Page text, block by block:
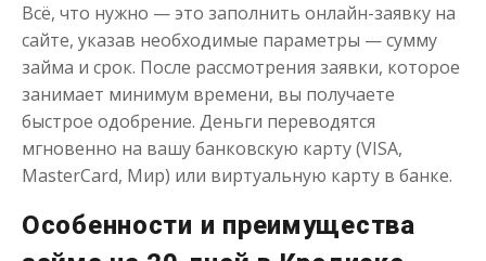
Одолжим до 30 дней
Сумма до50 000 ₽
Всё, что нужно — это заполнить онлайн-заявку на
сайте, указав необходимые параметры — сумму
займа и срок. После рассмотрения заявки, которое
занимает минимум времени, вы получаете
быстрое одобрение. Деньги переводятся
мгновенно на вашу банковскую карту (VISA,
MasterCard, Мир) или виртуальную карту в банке.
Особенности и преимущества